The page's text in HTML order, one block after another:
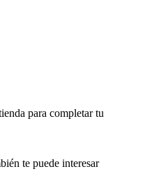
para completar tu